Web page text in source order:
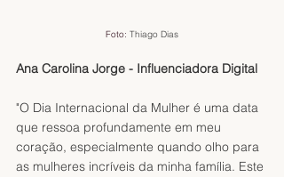
Foto: Thiago Dias
Ana Carolina Jorge - Influenciadora Digital
"O Dia Internacional da Mulher é uma data
que ressoa profundamente em meu
coração, especialmente quando olho para
as mulheres incríveis da minha família. Este